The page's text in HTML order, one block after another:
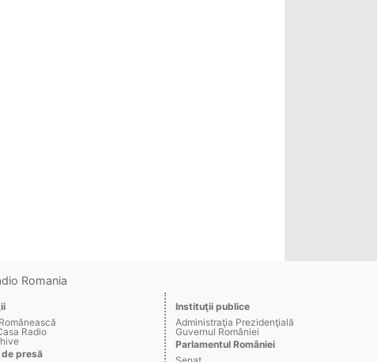
Romania
Radio
presă
Instituţii publice
Administraţia Prezidenţială
Guvernul României
Parlamentul României